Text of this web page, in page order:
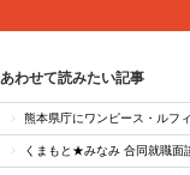
あわせて読みたい記事
熊本県庁にワンピース・ルフ
くまもと★みなみ 合同就職面